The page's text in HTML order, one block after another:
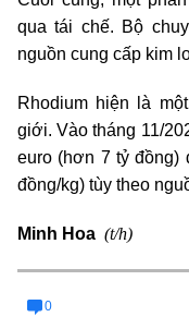
qua tái chế. Bộ
nguồn cung cấp kim
Rhodium hiện là
giới. Vào tháng 11/
euro (hơn 7 tỷ đồng)
đồng/kg) tùy theo
Minh Hoa (t/h)
0